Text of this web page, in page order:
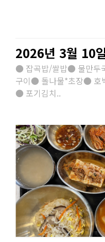
2026년 3월 10
● 잡곡밥/쌀밥● 물만두
구이● 돌나물*초장● 호
● 포기김치..